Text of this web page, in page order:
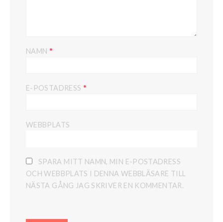
NAMN *
E-POSTADRESS *
WEBBPLATS
SPARA MITT NAMN, MIN E-POSTADRESS
OCH WEBBPLATS I DENNA WEBBLÄSARE TILL
NÄSTA GÅNG JAG SKRIVER EN KOMMENTAR.